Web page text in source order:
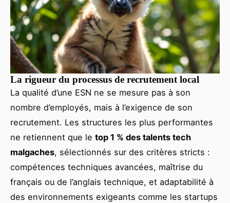
La rigueur du processus de recrutement local
La qualité d’une ESN ne se mesure pas à son
nombre d’employés, mais à l’exigence de son
recrutement. Les structures les plus performantes
ne retiennent que le top 1 % des talents tech
malgaches, sélectionnés sur des critères stricts :
compétences techniques avancées, maîtrise du
français ou de l’anglais technique, et adaptabilité à
des environnements exigeants comme les startups